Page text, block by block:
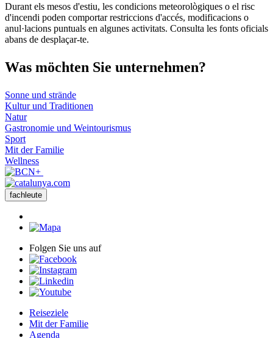
−
Durant els mesos d'estiu, les condicions meteorològiques o el risc
d'incendi poden comportar restriccions d'accés, modificacions o
anul·lacions puntuals en algunes activitats. Consulta les fonts oficials
abans de desplaçar-te.
Was möchten Sie unternehmen?
Sonne und strände
Kultur und Traditionen
Natur
Gastronomie und Weintourismus
Sport
Mit der Familie
Wellness
fachleute
Folgen Sie uns auf
Reiseziele
Mit der Familie
Agenda